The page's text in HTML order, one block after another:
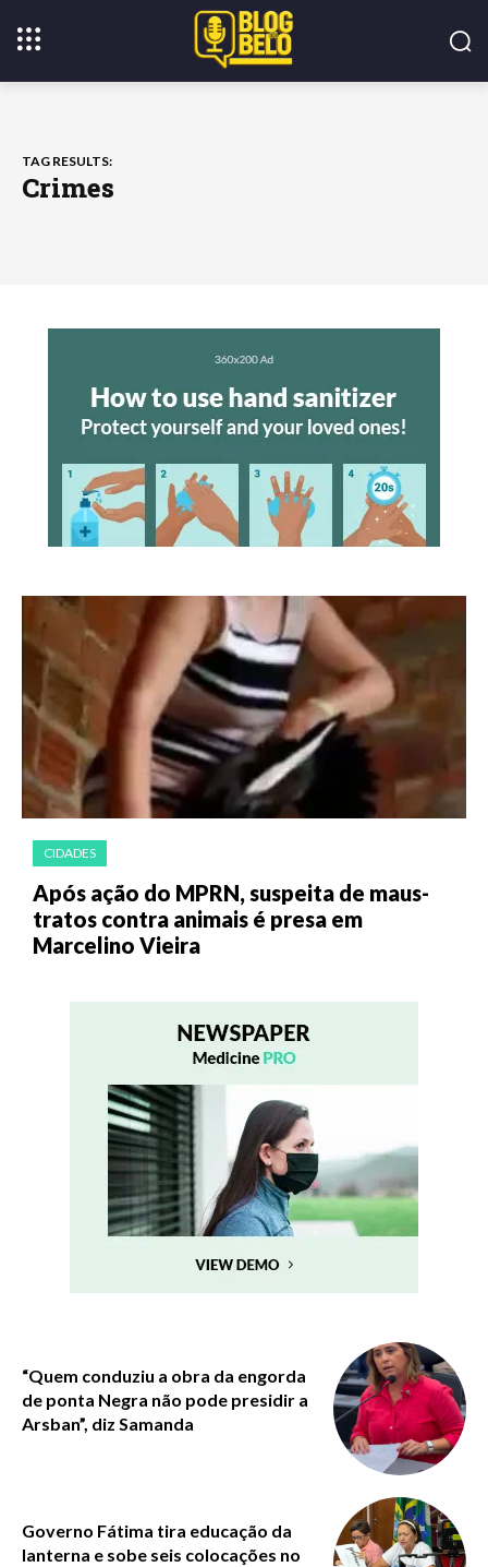
TAG RESULTS:
Crimes
CIDADES
Após ação do MPRN, suspeita de maus-
tratos contra animais é presa em
Marcelino Vieira
“Quem conduziu a obra da engorda
de ponta Negra não pode presidir a
Arsban”, diz Samanda
Governo Fátima tira educação da
lanterna e sobe seis colocações no